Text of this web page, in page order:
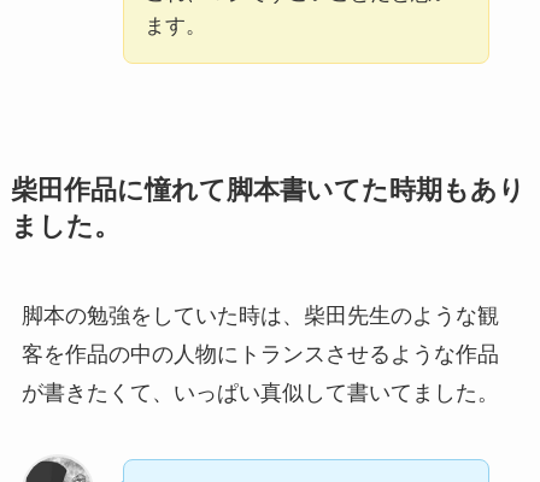
ます。
柴田作品に憧れて脚本書いてた時期もあり
ました。
脚本の勉強をしていた時は、柴田先生のような観
客を作品の中の人物にトランスさせるような作品
が書きたくて、いっぱい真似して書いてました。